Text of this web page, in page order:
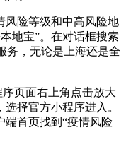
风险等级和中高风险地
地宝”。在对话框搜索
务，无论是上海还是全
序页面右上角点击放大
择官方小程序进入。
端首页找到“疫情风险